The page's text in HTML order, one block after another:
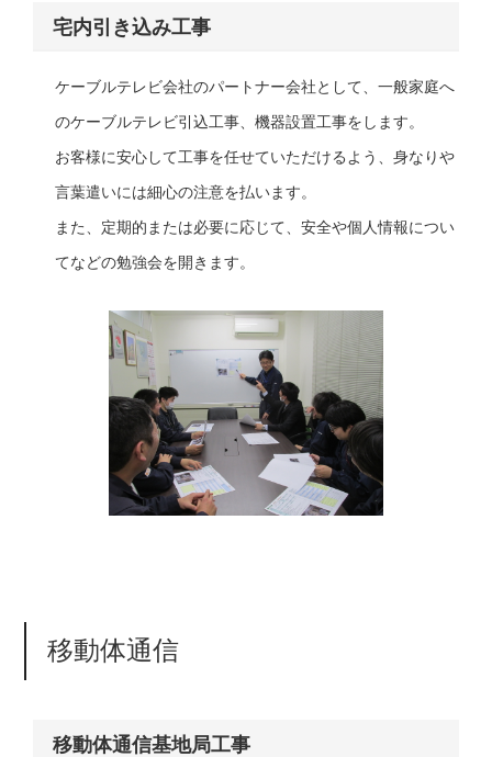
宅内引き込み工事
ケーブルテレビ会社のパートナー会社として、一般家庭へ
のケーブルテレビ引込工事、機器設置工事をします。
お客様に安心して工事を任せていただけるよう、身なりや
言葉遣いには細心の注意を払います。
また、定期的または必要に応じて、安全や個人情報につい
てなどの勉強会を開きます。
移動体通信
移動体通信基地局工事